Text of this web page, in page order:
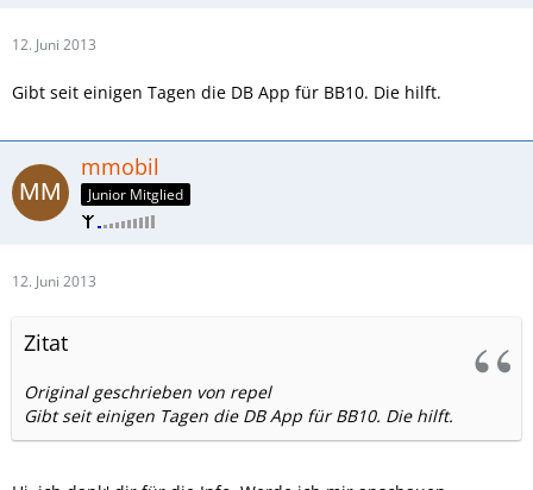
12. Juni 2013
Gibt seit einigen Tagen die DB App für BB10. Die hilft.
mmobil
Junior Mitglied
12. Juni 2013
Zitat
Original geschrieben von repel
Gibt seit einigen Tagen die DB App für BB10. Die hilft.